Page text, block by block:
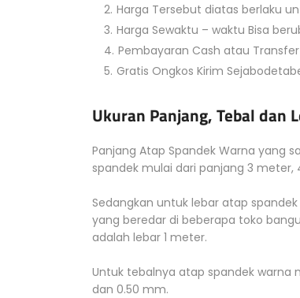
Harga Tersebut diatas berlaku
Harga Sewaktu – waktu Bisa
Pembayaran Cash atau
Gratis Ongkos Kirim
Ukuran Panjang, Tebal dan
Panjang Atap Spandek Warna yang
spandek mulai dari panjang 3
Sedangkan untuk lebar atap
yang beredar di beberapa toko
adalah lebar 1 meter.
Untuk tebalnya atap spandek warna
dan 0.50 mm.